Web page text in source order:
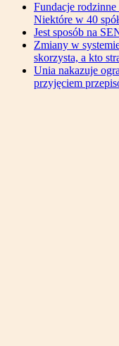
Fundacje
Niektóre w 40
Jest sposób na
Zmiany w
skorzysta, a kto
Unia nakazuje
przyjęciem